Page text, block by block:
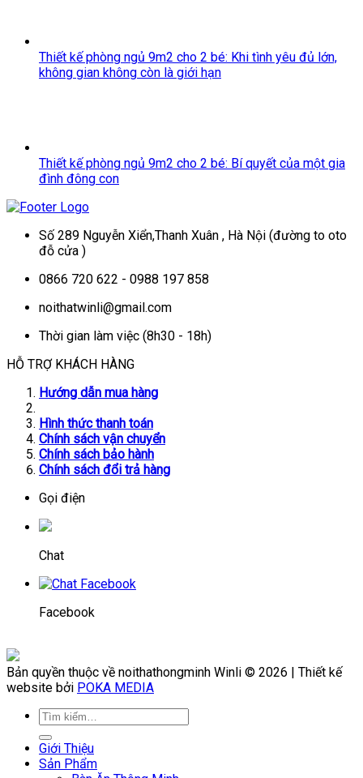
Thiết kế phòng ngủ 9m2 cho 2 bé: Khi tình yêu đủ lớn,
không gian không còn là giới hạn
Thiết kế phòng ngủ 9m2 cho 2 bé: Bí quyết của một gia
đình đông con
Số 289 Nguyễn Xiển,Thanh Xuân , Hà Nội (đường to oto
đỗ cửa )
0866 720 622 - 0988 197 858
noithatwinli@gmail.com
Thời gian làm việc (8h30 - 18h)
HỖ TRỢ KHÁCH HÀNG
Hướng dẫn mua hàng
Hình thức thanh toán
Chính sách vận chuyển
Chính sách bảo hành
Chính sách đổi trả hàng
Gọi điện
Chat
Facebook
Bản quyền thuộc về noithathongminh Winli © 2026 | Thiết kế
website bởi POKA MEDIA
Giới Thiệu
Sản Phẩm